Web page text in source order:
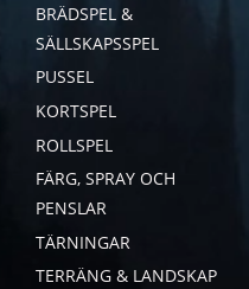
BRÄDSPEL &
SÄLLSKAPSSPEL
PUSSEL
KORTSPEL
ROLLSPEL
FÄRG, SPRAY OCH
PENSLAR
TÄRNINGAR
TERRÄNG & LANDSKAP